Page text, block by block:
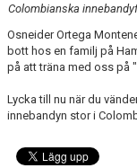
Colombianska
Osneider Ortega
bott hos en familj på
på att träna med oss på
Lycka till nu när du
innebandyn stor i